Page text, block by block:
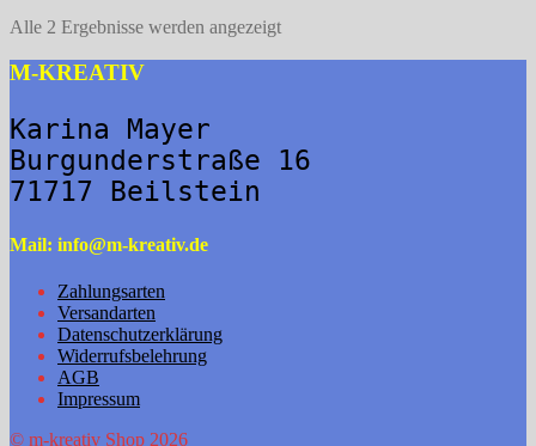
Varianten
der
Produktseite
gewählt
Alle 2 Ergebnisse werden angezeigtNach
M-KREATIV
Karina Mayer
Burgunderstraße 16
71717 Beilstein
Mail: info@m-kreativ.de
Zahlungsarten
Versandarten
Datenschutzerklärung
Widerrufsbelehrung
AGB
Impressum
© m-kreativ Shop 2026